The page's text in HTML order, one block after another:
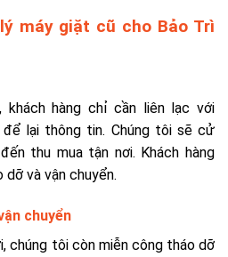
máy giặt cũ cho Bảo Trì
khách hàng chỉ cần liên lạc với
lại thông tin. Chúng tôi sẽ cử
thu mua tận nơi. Khách hàng
và vận chuyển.
chuyển
chúng tôi còn miễn công tháo dỡ